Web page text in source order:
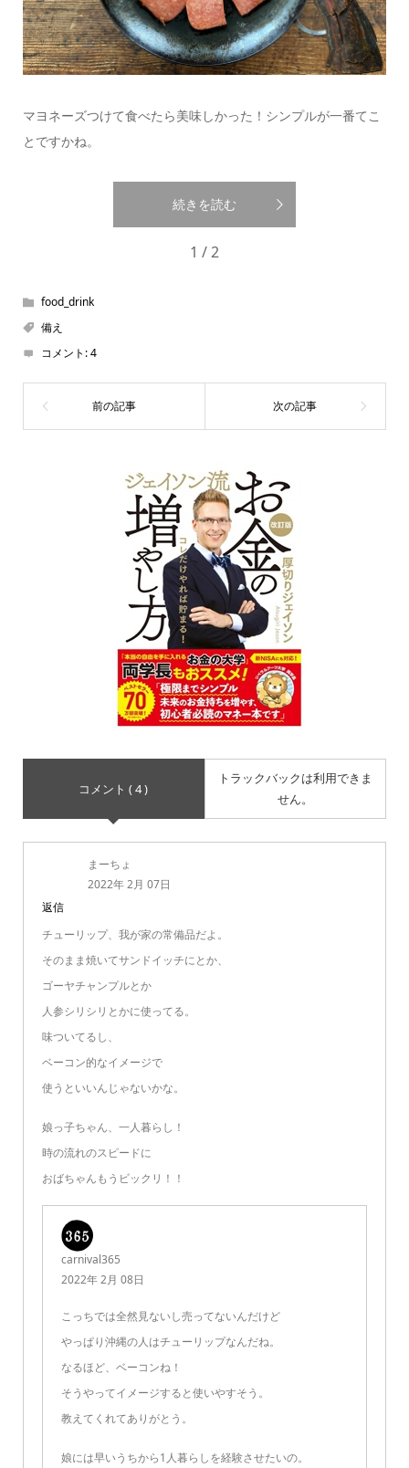
マヨネーズつけて食べたら美味しかった！シンプルが一番てこ
とですかね。
続きを読む
1 / 2
food_drink
備え
コメント:4
コメント ( 4 )
トラックバックは利用できま
せん。
まーちょ
2022年 2月 07日
返信
チューリップ、我が家の常備品だよ。
そのまま焼いてサンドイッチにとか、
ゴーヤチャンプルとか
人参シリシリとかに使ってる。
味ついてるし、
ベーコン的なイメージで
使うといいんじゃないかな。
娘っ子ちゃん、一人暮らし！
時の流れのスピードに
おばちゃんもうビックリ！！
carnival365
2022年 2月 08日
こっちでは全然見ないし売ってないんだけど
やっぱり沖縄の人はチューリップなんだね。
なるほど、ベーコンね！
そうやってイメージすると使いやすそう。
教えてくれてありがとう。
娘には早いうちから1人暮らしを経験させたいの。